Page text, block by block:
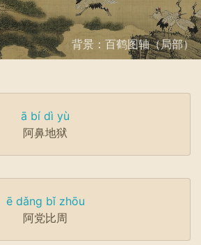
背景：百鹤图轴（局部）
ā bí dì yù
阿鼻地狱
ē dǎng bǐ zhōu
阿党比周